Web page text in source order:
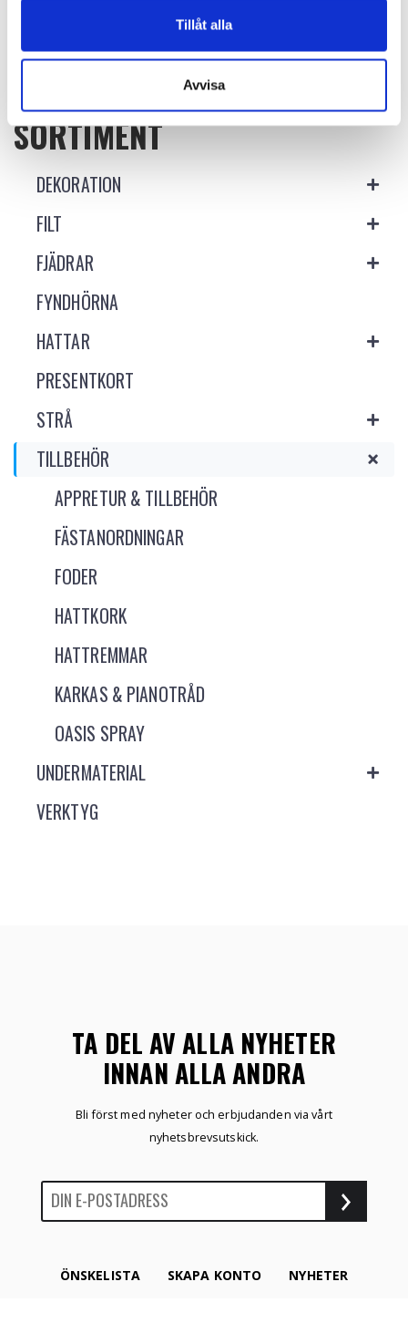
Tillåt alla
Avvisa
SORTIMENT
DEKORATION
FILT
FJÄDRAR
FYNDHÖRNA
HATTAR
PRESENTKORT
STRÅ
TILLBEHÖR
APPRETUR & TILLBEHÖR
FÄSTANORDNINGAR
FODER
HATTKORK
HATTREMMAR
KARKAS & PIANOTRÅD
OASIS SPRAY
UNDERMATERIAL
VERKTYG
TA DEL AV ALLA NYHETER
INNAN ALLA ANDRA
Bli först med nyheter och erbjudanden via vårt
nyhetsbrevsutskick.
ÖNSKELISTA SKAPA KONTO NYHETER